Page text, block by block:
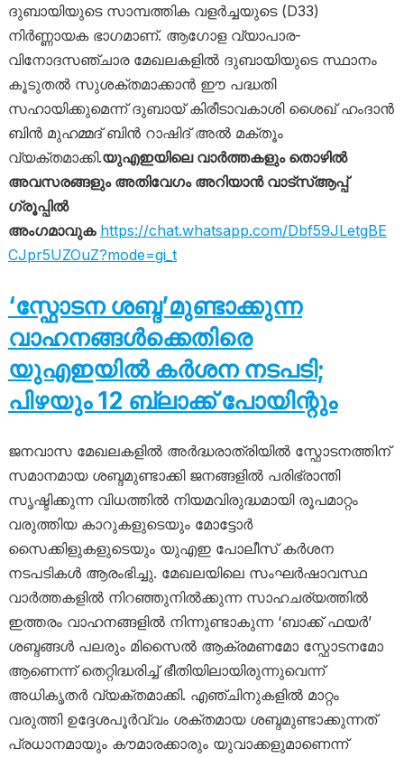
ദുബായിയുടെ സാമ്പത്തിക വളർച്ചയുടെ (D33)
നിർണ്ണായക ഭാഗമാണ്. ആഗോള വ്യാപാര-
വിനോദസഞ്ചാര മേഖലകളിൽ ദുബായിയുടെ സ്ഥാനം
കൂടുതൽ സുശക്തമാക്കാൻ ഈ പദ്ധതി
സഹായിക്കുമെന്ന് ദുബായ് കിരീടാവകാശി ശൈഖ് ഹംദാൻ
ബിൻ മുഹമ്മദ് ബിൻ റാഷിദ് അൽ മക്തൂം
വ്യക്തമാക്കി.യുഎഇയിലെ വാർത്തകളും തൊഴിൽ
അവസരങ്ങളും അതിവേഗം അറിയാൻ വാട്സ്ആപ്പ്
ഗ്രൂപ്പിൽ
അംഗമാവുക https://chat.whatsapp.com/Dbf59JLetgBE
CJpr5UZOuZ?mode=gi_t
‘സ്ഫോടന ശബ്ദ’മുണ്ടാക്കുന്ന
വാഹനങ്ങൾക്കെതിരെ
യുഎഇയിൽ കർശന നടപടി;
പിഴയും 12 ബ്ലാക്ക് പോയിന്റും
ജനവാസ മേഖലകളിൽ അർദ്ധരാത്രിയിൽ സ്ഫോടനത്തിന്
സമാനമായ ശബ്ദമുണ്ടാക്കി ജനങ്ങളിൽ പരിഭ്രാന്തി
സൃഷ്ടിക്കുന്ന വിധത്തിൽ നിയമവിരുദ്ധമായി രൂപമാറ്റം
വരുത്തിയ കാറുകളുടെയും മോട്ടോർ
സൈക്കിളുകളുടെയും യുഎഇ പോലീസ് കർശന
നടപടികൾ ആരംഭിച്ചു. മേഖലയിലെ സംഘർഷാവസ്ഥ
വാർത്തകളിൽ നിറഞ്ഞുനിൽക്കുന്ന സാഹചര്യത്തിൽ
ഇത്തരം വാഹനങ്ങളിൽ നിന്നുണ്ടാകുന്ന ‘ബാക്ക് ഫയർ’
ശബ്ദങ്ങൾ പലരും മിസൈൽ ആക്രമണമോ സ്ഫോടനമോ
ആണെന്ന് തെറ്റിദ്ധരിച്ച് ഭീതിയിലായിരുന്നുവെന്ന്
അധികൃതർ വ്യക്തമാക്കി. എഞ്ചിനുകളിൽ മാറ്റം
വരുത്തി ഉദ്ദേശപൂർവ്വം ശക്തമായ ശബ്ദമുണ്ടാക്കുന്നത്
പ്രധാനമായും കൗമാരക്കാരും യുവാക്കളുമാണെന്ന്